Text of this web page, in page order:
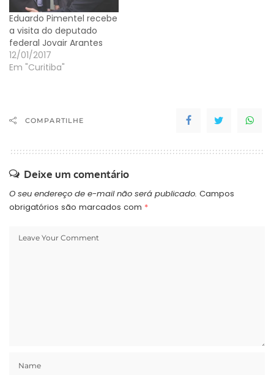
Eduardo Pimentel recebe
a visita do deputado
federal Jovair Arantes
12/01/2017
Em "Curitiba"
COMPARTILHE
Deixe um comentário
O seu endereço de e-mail não será publicado. Campos
obrigatórios são marcados com *